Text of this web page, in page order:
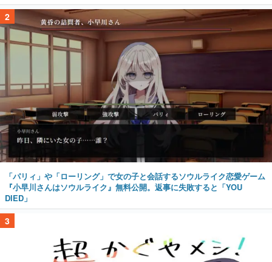
2
「パリィ」や「ローリング」で女の子と会話するソウルライク恋愛ゲーム
『小早川さんはソウルライク』無料公開。返事に失敗すると「YOU
DIED」
3